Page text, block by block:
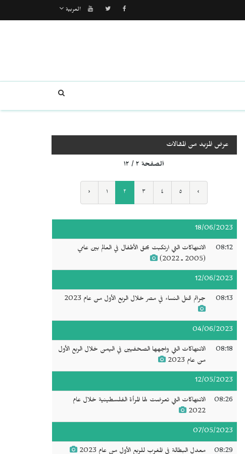
العربية
عرض المزيد من المقالات
الصفحة ٢ / ١٢
‹ ١ ٢ ٣ ٤ ٥ ›
18/06/2023
08:12
الانتهاكات التي ارتكبت بحق الأطفال في العالم بين عامي
(2005 ـ 2022)
12/06/2023
08:13 جرائم قتل النساء في مصر خلال الربع الأول من عام 2023
04/06/2023
08:18
الانتهاكات التي واجهها الصحفيين في اليمن خلال الربع الأول
من عام 2023
12/05/2023
08:26
الانتهاكات التي تعرضت لها المرأة الفلسطينية خلال عام
2022
07/05/2023
08:29 معدل البطالة في المغرب للربع الأول من عام 2023